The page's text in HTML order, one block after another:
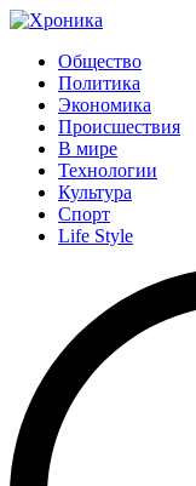
Общество
Политика
Экономика
Происшествия
В мире
Технологии
Культура
Спорт
Life Style